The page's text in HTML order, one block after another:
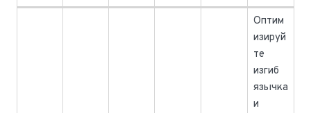
Оптим
изируй
те
изгиб
язычка
и